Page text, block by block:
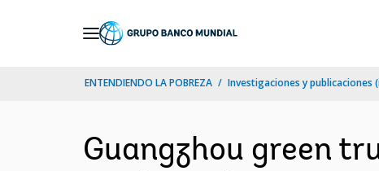
ENTENDIENDO LA POBREZA Investigaciones y publicaciones
Guangzhou green